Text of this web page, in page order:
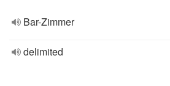
Bar-Zimmer
delimited